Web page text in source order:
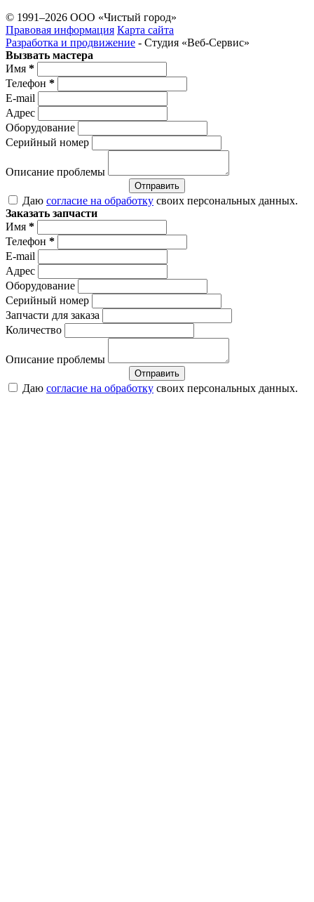
© 1991–2026 ООО «Чистый город»
Правовая информация Карта сайта
Разработка и продвижение - Студия «Веб-Cервис»
Вызвать мастера
Имя *
Телефон *
E-mail
Адрес
Оборудование
Серийный номер
Описание проблемы
Отправить
Даю согласие на обработку своих персональных данных.
Заказать запчасти
Имя *
Телефон *
E-mail
Адрес
Оборудование
Серийный номер
Запчасти для заказа
Количество
Описание проблемы
Отправить
Даю согласие на обработку своих персональных данных.